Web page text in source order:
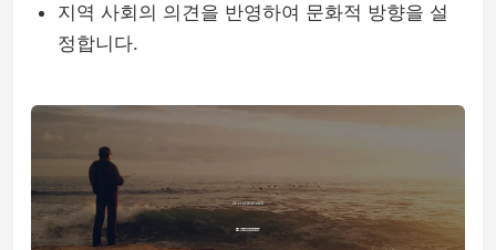
지역 사회의 의견을 반영하여 문화적 방향을 설
정합니다.